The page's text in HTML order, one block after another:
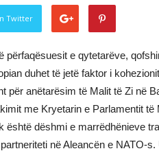
Twitter
përfaqësuesit e qytetarëve,
duhet të jetë faktor i
për anëtarësim të Malit të Zi në
me Kryetarin e Parlamentit
dëshmi e marrëdhënieve
në Aleancën e NATO-